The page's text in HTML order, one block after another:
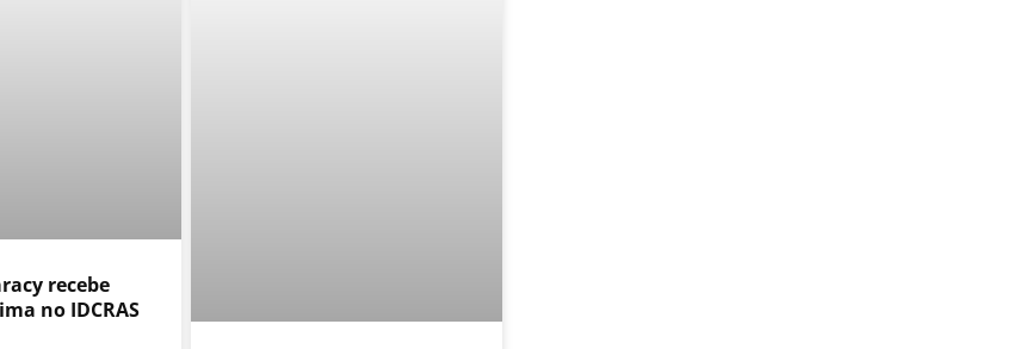
recebe
no IDCRAS